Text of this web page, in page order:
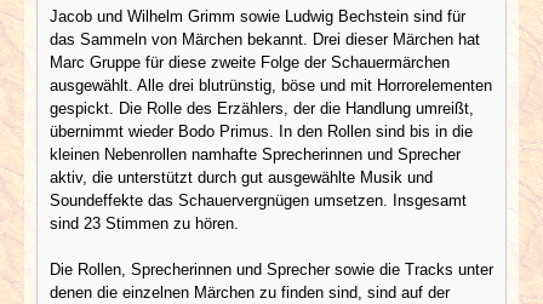
Jacob und Wilhelm Grimm sowie Ludwig Bechstein sind für
das Sammeln von Märchen bekannt. Drei dieser Märchen hat
Marc Gruppe für diese zweite Folge der Schauermärchen
ausgewählt. Alle drei blutrünstig, böse und mit Horrorelementen
gespickt. Die Rolle des Erzählers, der die Handlung umreißt,
übernimmt wieder Bodo Primus. In den Rollen sind bis in die
kleinen Nebenrollen namhafte Sprecherinnen und Sprecher
aktiv, die unterstützt durch gut ausgewählte Musik und
Soundeffekte das Schauervergnügen umsetzen. Insgesamt
sind 23 Stimmen zu hören.
Die Rollen, Sprecherinnen und Sprecher sowie die Tracks unter
denen die einzelnen Märchen zu finden sind, sind auf der